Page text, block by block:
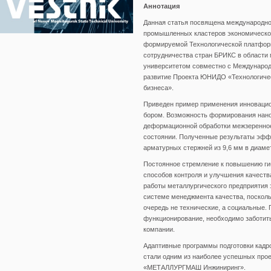
Аннотация
Данная статья посвящена
промышленных кластеров
формируемой Технологической
сотрудничества стран БРИКС в области
университетом совместно с
развитие Проекта ЮНИДО
бизнеса».
Приведен пример применения
бором. Возможность формирования
деформационной обработки
состоянии. Полученные результаты
арматурных стержней из 9,6 мм в
Постоянное стремление к повышению
способов контроля и улучшения
работы металлургического
системе менеджмента качества,
очередь не технические, а
функционирование, необходимо
компании.
Адаптивные программы подготовки
стали одним из наиболее успешных
«МЕТАЛЛУРГМАШ Инжиниринг».